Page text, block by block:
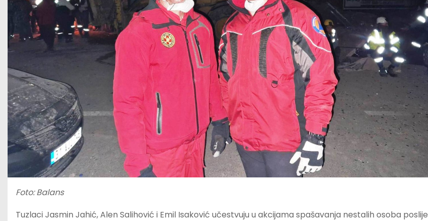
Foto: Balans
Tuzlaci Jasmin Jahić, Alen Salihović i Emil Isaković učestvuju u akcijama spašavanja nestalih osoba poslije